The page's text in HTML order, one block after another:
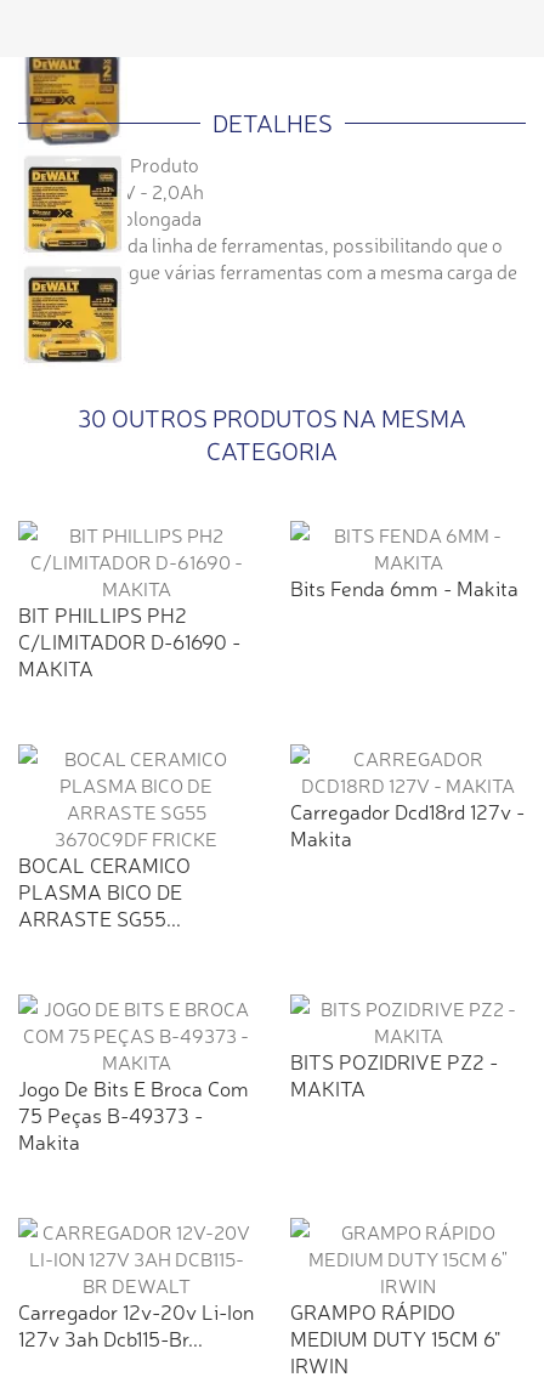
DETALHES
Descrição do Produto
- Tensão: 20V - 2,0Ah
- Duração prolongada
- Alimenta toda linha de ferramentas, possibilitando que o
usuário carregue várias ferramentas com a mesma carga de
bateria
18X8mm
30 OUTROS PRODUTOS NA MESMA
CATEGORIA
BIT PHILLIPS PH2
C/LIMITADOR D-61690 -
MAKITA
Bits Fenda 6mm - Makita
BOCAL CERAMICO
PLASMA BICO DE
ARRASTE SG55...
Carregador Dcd18rd 127v -
Makita
Jogo De Bits E Broca Com
75 Peças B-49373 -
Makita
BITS POZIDRIVE PZ2 -
MAKITA
Carregador 12v-20v Li-Ion
127v 3ah Dcb115-Br...
GRAMPO RÁPIDO
MEDIUM DUTY 15CM 6"
IRWIN